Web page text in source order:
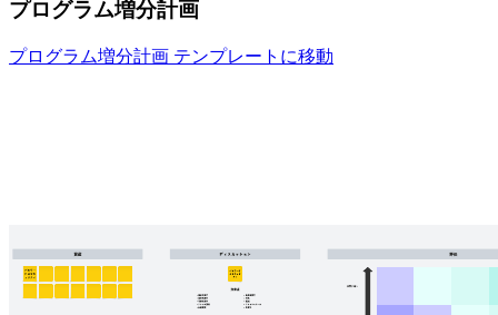
プログラム増分計画
プログラム増分計画 テンプレートに移動